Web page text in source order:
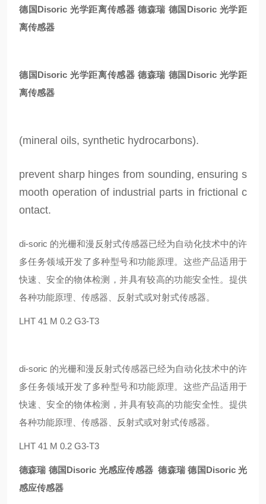
德国Disoric 光学距离传感器 德森瑞 德国Disoric 光学距
离传感器
德国Disoric 光学距离传感器 德森瑞 德国Disoric 光学距
离传感器
(mineral oils, synthetic hydrocarbons).
prevent sharp hinges from sounding, ensuring s
mooth operation of industrial parts in frictional c
ontact.
di-soric 的光栅和漫反射式传感器已经为自动化技术中的许
多任务领域开发了多种型号和功能原理。这些产品适用于
快速、安全的物体检测，并具有较高的功能安全性。提供
各种功能原理、传感器、反射式或对射式传感器。
LHT 41 M 0.2 G3-T3
di-soric 的光栅和漫反射式传感器已经为自动化技术中的许
多任务领域开发了多种型号和功能原理。这些产品适用于
快速、安全的物体检测，并具有较高的功能安全性。提供
各种功能原理、传感器、反射式或对射式传感器。
LHT 41 M 0.2 G3-T3
德森瑞 德国Disoric 光感应传感器 德森瑞 德国Disoric 光
感应传感器